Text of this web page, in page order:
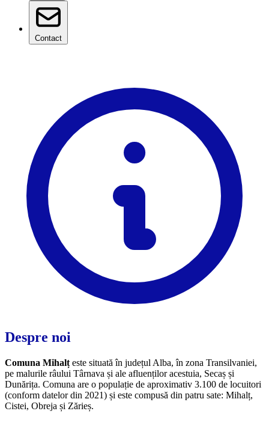
Contact
Despre noi
Comuna Mihalț este situată în județul Alba, în zona Transilvaniei,
pe malurile râului Târnava și ale afluenților acestuia, Secaș și
Dunărița. Comuna are o populație de aproximativ 3.100 de locuitori
(conform datelor din 2021) și este compusă din patru sate: Mihalț,
Cistei, Obreja și Zărieș.